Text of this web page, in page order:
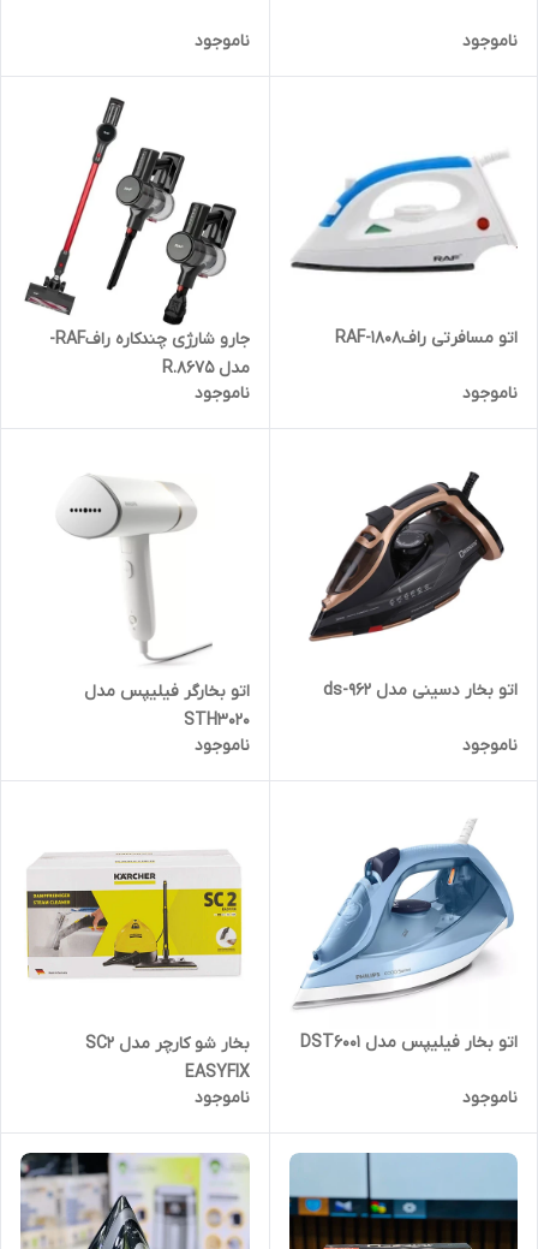
ناموجود ناموجود
اتو مسافرتی رافRAF-1808
ناموجود
جارو شارژی چندکاره رافRAF-
مدل R.8675
ناموجود
اتو بخار دسینی مدل ds-962
ناموجود
اتو بخارگر فیلیپس مدل
STH3020
ناموجود
اتو بخار فیلیپس مدل DST6001
ناموجود
بخار شو کارچر مدل SC2
EASYFIX
ناموجود